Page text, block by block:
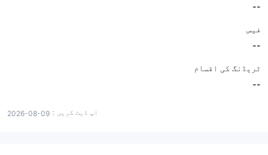
--
فیس
--
ٹریڈنگ کی اقسام
--
اپ ڈیٹ کریں： 2026-08-09